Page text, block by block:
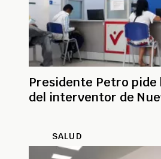
Presidente Petro pide
del interventor de
SALUD